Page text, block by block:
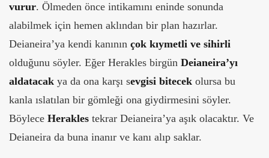
vurur. Ölmeden önce intikamını eninde sonunda
alabilmek için hemen aklından bir plan hazırlar.
Deianeira’ya kendi kanının çok kıymetli ve sihirli
olduğunu söyler. Eğer Herakles birgün Deianeira’yı
aldatacak ya da ona karşı sevgisi bitecek olursa bu
kanla ıslatılan bir gömleği ona giydirmesini söyler.
Böylece Herakles tekrar Deianeira’ya aşık olacaktır. Ve
Deianeira da buna inanır ve kanı alıp saklar.